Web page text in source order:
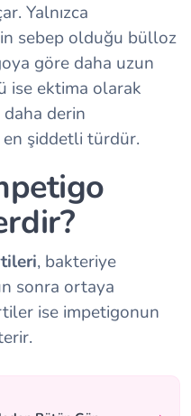
Yalnızca
sebep olduğu bülloz
göre daha uzun
ise ektima olarak
derin
en şiddetli türdür.
, bakteriye
sonra ortaya
ise impetigonun